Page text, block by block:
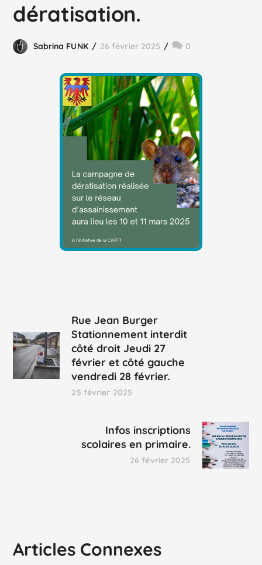
dératisation.
Sabrina FUNK 26 février 2025 0
Rue Jean Burger
Stationnement interdit
côté droit Jeudi 27
février et côté gauche
vendredi 28 février.
25 février 2025
Infos inscriptions
scolaires en primaire.
26 février 2025
Articles Connexes